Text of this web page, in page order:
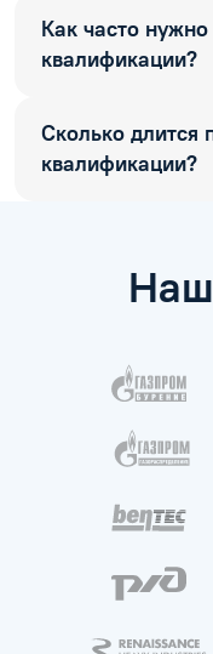
Как часто
квалификации?
Сколько длится
квалификации?